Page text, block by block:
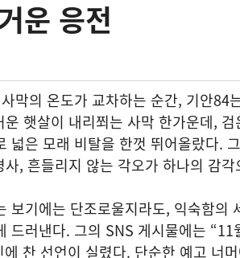
운 응전
막의 온도가 교차하는 순간, 기안84
햇살이 내리쬐는 사막 한가운데,
넓은 모래 비탈을 한껏 뛰어올랐다.
, 흔들리지 않는 각오가 하나의 감
보기에는 단조로울지라도, 익숙함의
드러낸다. 그의 SNS 게시물에는
찬 선언이 실렸다. 단순한 예고 너